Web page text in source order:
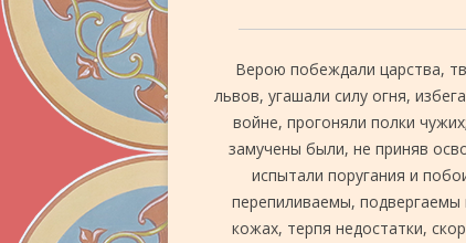
Верою побеждали царства,
львов, угашали силу огня,
войне, прогоняли полки
замучены были, не приняв
испытали поругания и
перепиливаемы, подвергаемы
кожах, терпя недостатки,